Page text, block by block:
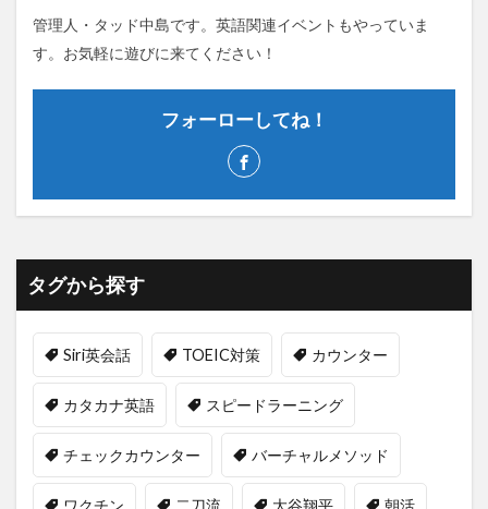
管理人・タッド中島です。英語関連イベントもやっていま
す。お気軽に遊びに来てください！
フォーローしてね！
タグから探す
Siri英会話 TOEIC対策 カウンター
カタカナ英語 スピードラーニング
チェックカウンター バーチャルメソッド